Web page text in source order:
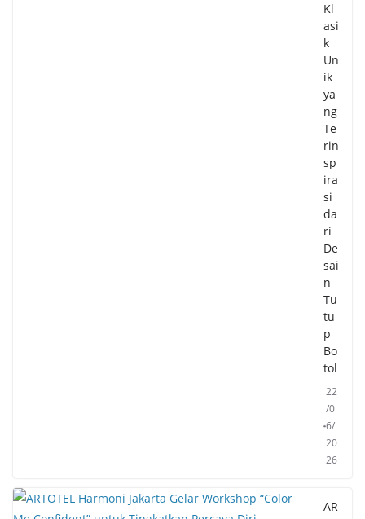
Kl
asi
k
Un
ik
ya
ng
Te
rin
sp
ira
si
da
ri
De
sai
n
Tu
tu
p
Bo
tol
22
/0
6/
20
26
AR